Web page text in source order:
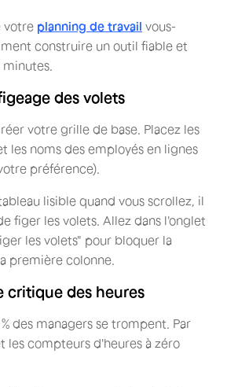
votre planning de travail vous-
construire un outil fiable et
des volets
votre grille de base. Placez les
les noms des employés en lignes
préférence).
lisible quand vous scrollez, il
figer les volets. Allez dans l'onglet
les volets" pour bloquer la
première colonne.
critique des heures
des managers se trompent. Par
les compteurs d'heures à zéro